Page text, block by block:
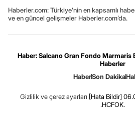
Haberler.com: Türkiye’nin en kapsamlı
ve en güncel gelişmeler Haberler.com’da.
Haber: Salcano Gran Fondo Marmaris
Haberler
HaberSon Dakika
Gizlilik ve çerez ayarları [Hata Bildir]
.HCFOK.